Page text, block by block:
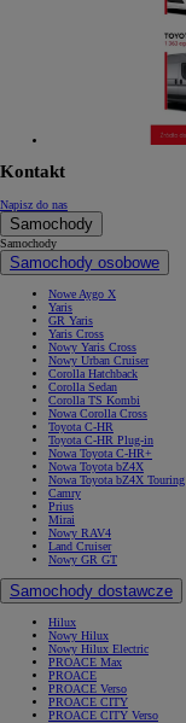
Kontakt
Napisz do nas
Samochody
Samochody
Samochody osobowe
Nowe Aygo X
Yaris
GR Yaris
Yaris Cross
Nowy Yaris Cross
Nowy Urban Cruiser
Corolla Hatchback
Corolla Sedan
Corolla TS Kombi
Nowa Corolla Cross
Toyota C-HR
Toyota C-HR Plug-in
Nowa Toyota C-HR+
Nowa Toyota bZ4X
Nowa Toyota bZ4X Touring
Camry
Prius
Mirai
Nowy RAV4
Land Cruiser
Nowy GR GT
Samochody dostawcze
Hilux
Nowy Hilux
Nowy Hilux Electric
PROACE Max
PROACE
PROACE Verso
PROACE CITY
PROACE CITY Verso